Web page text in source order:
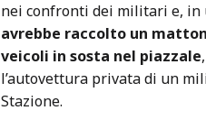
nei confronti dei militari e, in
avrebbe raccolto un
veicoli in sosta nel piazzale
l’autovettura privata di un
Stazione.